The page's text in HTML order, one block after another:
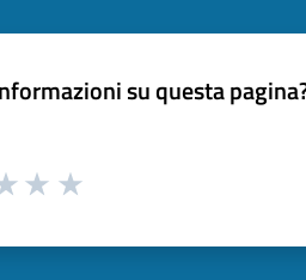
su questa